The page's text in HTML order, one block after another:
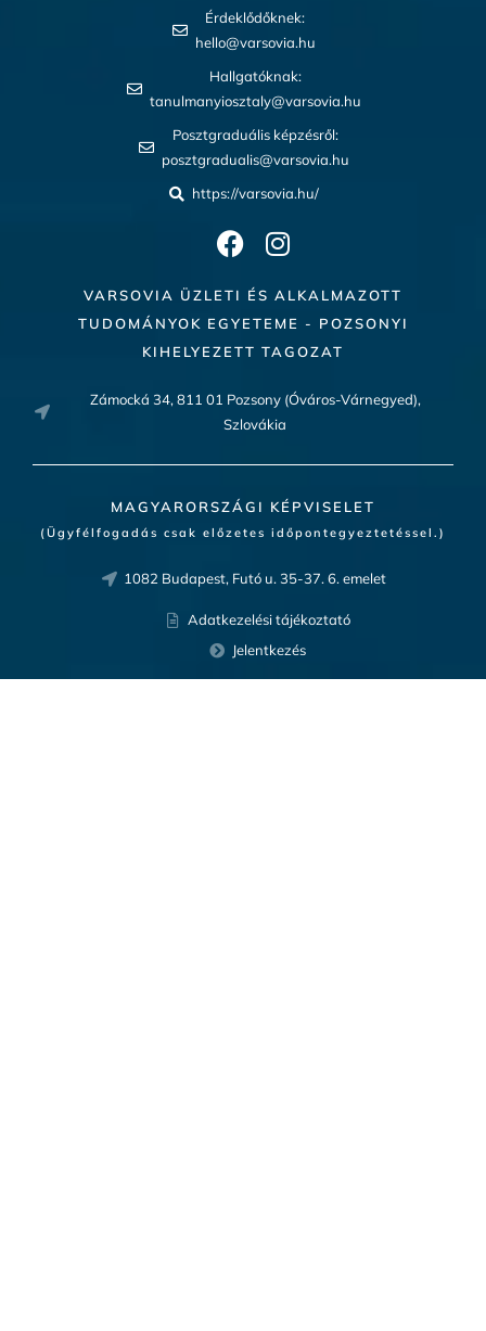
Érdeklődőknek:
hello@varsovia.hu
Hallgatóknak:
tanulmanyiosztaly@varsovia.hu
Posztgraduális képzésről:
posztgradualis@varsovia.hu
https://varsovia.hu/
VARSOVIA ÜZLETI ÉS ALKALMAZOTT
TUDOMÁNYOK EGYETEME - POZSONYI
KIHELYEZETT TAGOZAT
Zámocká 34, 811 01 Pozsony (Óváros-Várnegyed),
Szlovákia
MAGYARORSZÁGI KÉPVISELET
(Ügyfélfogadás csak előzetes időpontegyeztetéssel.)
1082 Budapest, Futó u. 35-37. 6. emelet
Adatkezelési tájékoztató
Jelentkezés